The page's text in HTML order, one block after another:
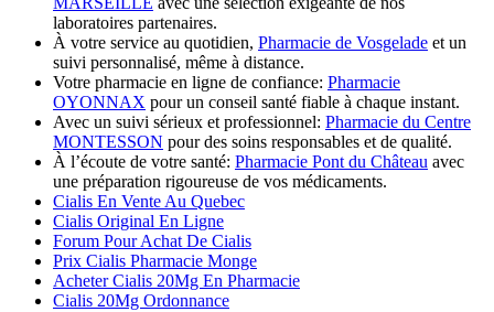
laboratoires partenaires.
À votre service au quotidien, Pharmacie de Vosgelade et un
suivi personnalisé, même à distance.
Votre pharmacie en ligne de confiance: Pharmacie
OYONNAX pour un conseil santé fiable à chaque instant.
Avec un suivi sérieux et professionnel: Pharmacie du Centre
MONTESSON pour des soins responsables et de qualité.
À l’écoute de votre santé: Pharmacie Pont du Château avec
une préparation rigoureuse de vos médicaments.
Cialis En Vente Au Quebec
Cialis Original En Ligne
Forum Pour Achat De Cialis
Prix Cialis Pharmacie Monge
Acheter Cialis 20Mg En Pharmacie
Cialis 20Mg Ordonnance